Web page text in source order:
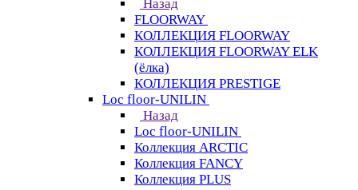
Назад
FLOORWAY
КОЛЛЕКЦИЯ FLOORWAY
КОЛЛЕКЦИЯ FLOORWAY ELK
(ёлка)
КОЛЛЕКЦИЯ PRESTIGE
Loс floor-UNILIN
Назад
Loс floor-UNILIN
Коллекция ARCTIС
Коллекция FANCY
Коллекция PLUS